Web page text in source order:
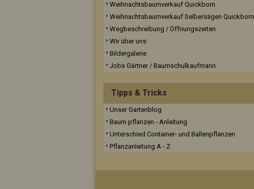
Weihnachtsbaumverkauf Quickborn
Weihnachtsbaumverkauf Selbersägen Quickborn
Wegbeschreibung / Öffnungszeiten
Wir über uns
Bildergalerie
Jobs Gärtner / Baumschulkaufmann
Tipps & Tricks
Unser Gartenblog
Baum pflanzen - Anleitung
Unterschied Container- und Ballenpflanzen
Pflanzanleitung A - Z